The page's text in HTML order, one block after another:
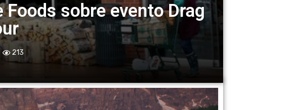
sobre evento Drag
213